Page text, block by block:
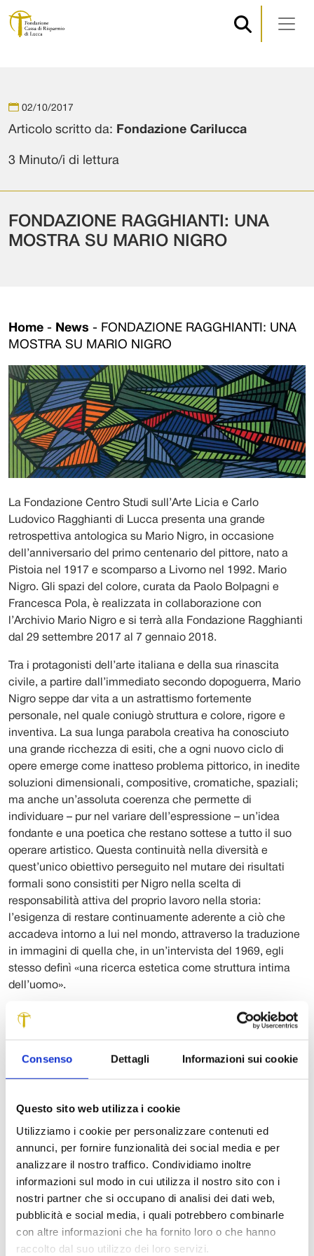
Consenso Dettagli Informazioni sui cookie
Questo sito web utilizza i cookie
Utilizziamo i cookie per personalizzare contenuti ed
annunci, per fornire funzionalità dei social media e per
analizzare il nostro traffico. Condividiamo inoltre
informazioni sul modo in cui utilizza il nostro sito con i
nostri partner che si occupano di analisi dei dati web,
pubblicità e social media, i quali potrebbero combinarle
con altre informazioni che ha fornito loro o che hanno
raccolto dal suo utilizzo dei loro servizi.
Navigazione principale
02/10/2017
Articolo scritto da: Fondazione Carilucca
3 Minuto/i di lettura
FONDAZIONE RAGGHIANTI: UNA
MOSTRA SU MARIO NIGRO
Home - News - FONDAZIONE RAGGHIANTI: UNA
MOSTRA SU MARIO NIGRO
La Fondazione Centro Studi sull’Arte Licia e Carlo
Ludovico Ragghianti di Lucca presenta una grande
retrospettiva antologica su Mario Nigro, in occasione
dell’anniversario del primo centenario del pittore, nato a
Pistoia nel 1917 e scomparso a Livorno nel 1992. Mario
Nigro. Gli spazi del colore, curata da Paolo Bolpagni e
Francesca Pola, è realizzata in collaborazione con
l’Archivio Mario Nigro e si terrà alla Fondazione Ragghianti
dal 29 settembre 2017 al 7 gennaio 2018.
Tra i protagonisti dell’arte italiana e della sua rinascita
civile, a partire dall’immediato secondo dopoguerra, Mario
Nigro seppe dar vita a un astrattismo fortemente
personale, nel quale coniugò struttura e colore, rigore e
inventiva. La sua lunga parabola creativa ha conosciuto
una grande ricchezza di esiti, che a ogni nuovo ciclo di
opere emerge come inatteso problema pittorico, in inedite
soluzioni dimensionali, compositive, cromatiche, spaziali;
ma anche un’assoluta coerenza che permette di
individuare – pur nel variare dell’espressione – un’idea
fondante e una poetica che restano sottese a tutto il suo
operare artistico. Questa continuità nella diversità e
quest’unico obiettivo perseguito nel mutare dei risultati
formali sono consistiti per Nigro nella scelta di
responsabilità attiva del proprio lavoro nella storia:
l’esigenza di restare continuamente aderente a ciò che
accadeva intorno a lui nel mondo, attraverso la traduzione
in immagini di quella che, in un’intervista del 1969, egli
stesso definì «una ricerca estetica come struttura intima
dell’uomo».
La rilevanza internazionale della produzione di Mario Nigro
ha suscitato, per l’attualità della sua visione creativa, un
componenti, dalle istituzioni al collezionismo, in
particolare nel corso dell’ultimo decennio.
prevista in autunno nella sede espositiva della Fondazione
Ragghianti di Lucca, che proseguirà nella primavera-
estate del 2018 alla Fondazione Ghisla Art Collection di
Locarno, in Svizzera.
L’obiettivo della mostra è di ripercorrere l’intero percorso
creativo dell’artista attraverso i suoi capolavori e principali
momenti di svolta, presentati in dialogo con autori del
contesto internazionale quali Max Bill, François Morellet,